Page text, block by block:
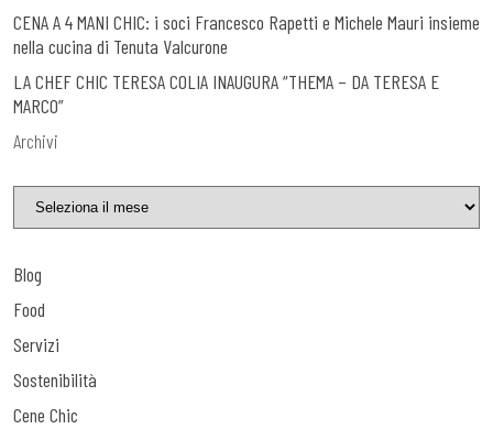
CENA A 4 MANI CHIC: i soci Francesco Rapetti e Michele Mauri insieme
nella cucina di Tenuta Valcurone
LA CHEF CHIC TERESA COLIA INAUGURA “THEMA – DA TERESA E
MARCO”
Archivi
Blog
Food
Servizi
Sostenibilità
Cene Chic